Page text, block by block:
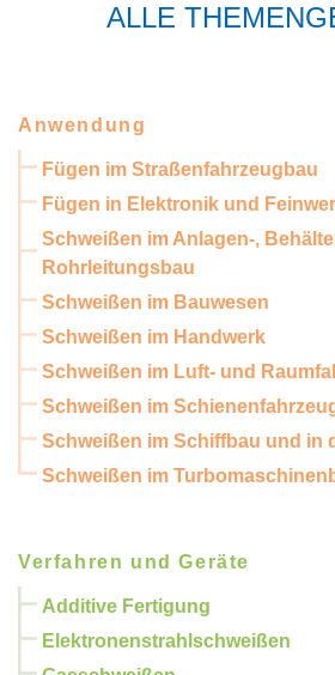
ALLE
Anwendung
Fügen im Straßenfahrzeugbau
Fügen in Elektronik und
Schweißen im Anlagen-,
Rohrleitungsbau
Schweißen im Bauwesen
Schweißen im Handwerk
Schweißen im Luft- und
Schweißen im
Schweißen im Schiffbau und in
Schweißen im
Verfahren und Geräte
Additive Fertigung
Elektronenstrahlschweißen